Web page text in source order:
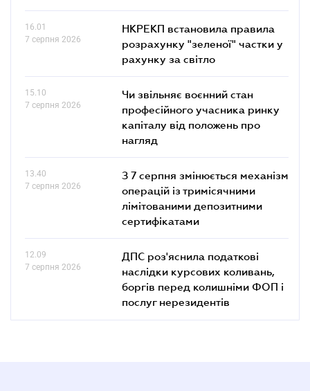
16.01
7 серпня 2026
НКРЕКП встановила правила
розрахунку "зеленої" частки у
рахунку за світло
15.10
7 серпня 2026
Чи звільняє воєнний стан
професійного учасника ринку
капіталу від положень про
нагляд
13.40
7 серпня 2026
З 7 серпня змінюється механізм
операцій із тримісячними
лімітованими депозитними
сертифікатами
12.09
7 серпня 2026
ДПС роз'яснила податкові
наслідки курсових коливань,
боргів перед колишніми ФОП і
послуг нерезидентів